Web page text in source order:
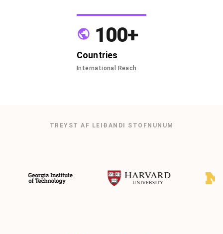
100+
Countries
International Reach
TREYST AF LEIÐANDI STOFNUNUM